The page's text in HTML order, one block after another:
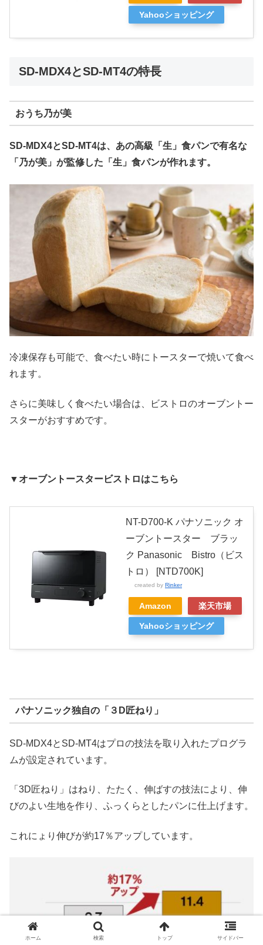
Yahooショッピング
SD-MDX4とSD-MT4の特長
おうち乃が美
SD-MDX4とSD-MT4は、あの高級「生」食パンで有名な
「乃が美」が監修した「生」食パンが作れます。
冷凍保存も可能で、食べたい時にトースターで焼いて食べ
れます。
さらに美味しく食べたい場合は、ビストロのオーブントー
スターがおすすめです。
▼ オーブントースタービストロはこちら
NT-D700-K パナソニック オ
ーブントースター ブラッ
ク Panasonic Bistro（ビス
トロ） [NTD700K]
created by Rinker
Amazon 楽天市場
Yahooショッピング
パナソニック独自の「３D匠ねり」
SD-MDX4とSD-MT4はプロの技法を取り入れたプログラ
ムが設定されています。
「3D匠ねり」はねり、たたく、伸ばすの技法により、伸
びのよい生地を作り、ふっくらとしたパンに仕上げます。
これにょり伸びが約17％アップしています。
ホーム 検索 トップ サイドバー